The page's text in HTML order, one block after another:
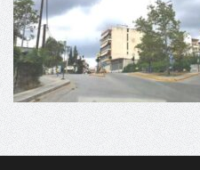
16:27 -
Όλυμπος:
Κληρονομιάς της
Όλυμπος αναγνωρίστηκε ως
αγαθό εξέχουσας
ανθρωπότητα
16:18 -
ΕΝΟΡΙΑΚΕΣ
ΣΤΗΝ ΕΔΕΣΣΑ